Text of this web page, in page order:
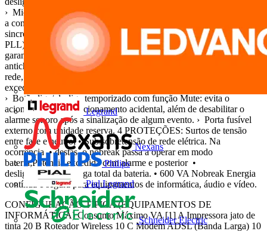
Legrand
Nexans
Philips
Pial Legrand
Schneider Electric
› Microprocessado: integra diversas funções periféricas, aumentando
a confiabilidade e o desempenho do circuito eletrônico. › Inversor
sincronizado com a rede (sistema
PLL).› Autoteste: ao ser ligado, o nobreak testa os circuitos internos,
garantindo assim o seu funcionamento ideal. › Gabinete em plástico
antichama.› Sinalização audiovisual: sinaliza eventos como queda de
rede, subtensão, sobretensão, fim do tempo de autonomia, potência
excedida e falha interna.
› Botão liga/ desliga temporizado com função Mute: evita o
acionamento ou desacionamento acidental, além de desabilitar o
alarme sonoro após a sinalização de algum evento. › Porta fusível
externo com unidade reserva. 4 PROTEÇÕES: Surtos de tensão
entre fase e neutro; • Sub/sobretensão de rede elétrica. Na
ocorrência • destas, o nobreak passa a operar em modo
bateria;Potência excedida com alarme e posterior •
desligamento;Descarga total da bateria. • 600 VA Nobreak Energia
contínua e segura para equipamentos de informática, áudio e vídeo.
CONFIGURAÇÃO TÍPICA (EQUIPAMENTOS DE
INFORMÁTICA) Consumo Máximo VA [1] A Impressora jato de
tinta 20 B Roteador Wireless 10 C Modem ADSL (Banda Larga) 10